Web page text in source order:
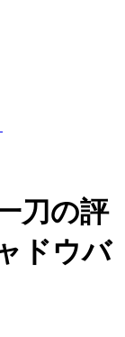
刀の評
ドウバ